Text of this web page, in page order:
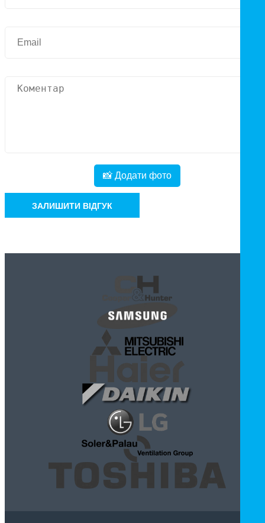
📸 Додати фото
ЗАЛИШИТИ ВІДГУК